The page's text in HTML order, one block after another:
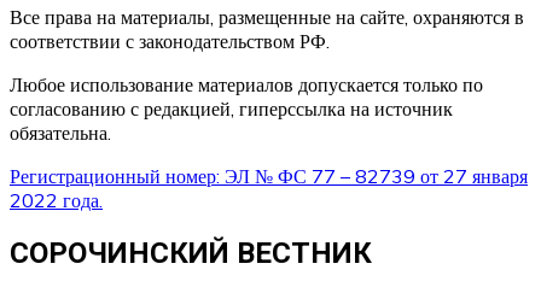
Все права на материалы, размещенные на сайте, охраняются в
соответствии с законодательством РФ.
Любое использование материалов допускается только по
согласованию с редакцией, гиперссылка на источник
обязательна.
Регистрационный номер: ЭЛ № ФС 77 – 82739 от 27 января
2022 года.
СОРОЧИНСКИЙ ВЕСТНИК